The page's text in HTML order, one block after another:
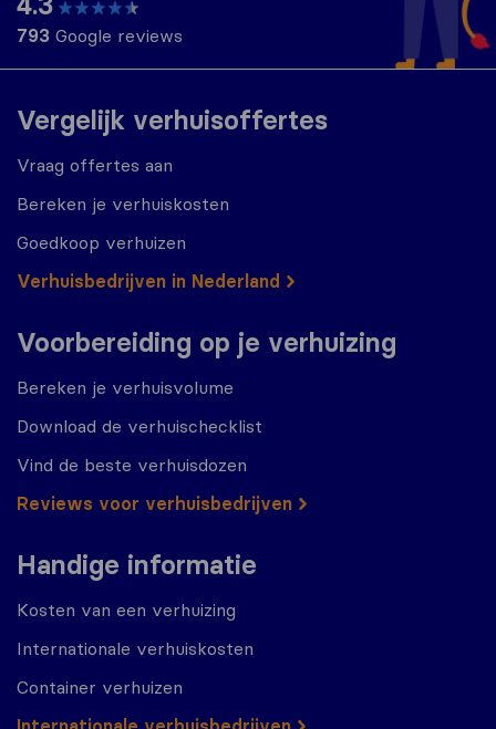
Vergelijk verhuisoffertes
Vraag offertes aan
Bereken je verhuiskosten
Goedkoop verhuizen
Verhuisbedrijven in Nederland
Voorbereiding op je verhuizing
Bereken je verhuisvolume
Download de verhuischecklist
Vind de beste verhuisdozen
Reviews voor verhuisbedrijven
Handige informatie
Kosten van een verhuizing
Internationale verhuiskosten
Container verhuizen
793 Google reviews